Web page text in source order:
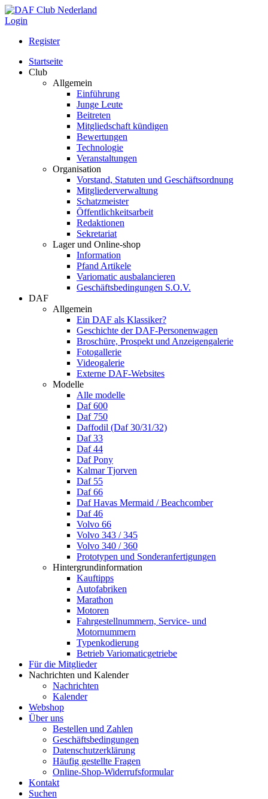
Login
Register
Startseite
Club
Allgemein
Einführung
Junge Leute
Beitreten
Mitgliedschaft kündigen
Bewertungen
Technologie
Veranstaltungen
Organisation
Vorstand, Statuten und Geschäftsordnung
Mitgliederverwaltung
Schatzmeister
Öffentlichkeitsarbeit
Redaktionen
Sekretariat
Lager und Online-shop
Information
Pfand Artikele
Variomatic ausbalancieren
Geschäftsbedingungen S.O.V.
DAF
Allgemein
Ein DAF als Klassiker?
Geschichte der DAF-Personenwagen
Broschüre, Prospekt und Anzeigengalerie
Fotogallerie
Videogalerie
Externe DAF-Websites
Modelle
Alle modelle
Daf 600
Daf 750
Daffodil (Daf 30/31/32)
Daf 33
Daf 44
Daf Pony
Kalmar Tjorven
Daf 55
Daf 66
Daf Havas Mermaid / Beachcomber
Daf 46
Volvo 66
Volvo 343 / 345
Volvo 340 / 360
Prototypen und Sonderanfertigungen
Hintergrundinformation
Kauftipps
Autofabriken
Marathon
Motoren
Fahrgestellnummern, Service- und
Motornummern
Typenkodierung
Betrieb Variomaticgetriebe
Für die Mitglieder
Nachrichten und Kalender
Nachrichten
Kalender
Webshop
Über uns
Bestellen und Zahlen
Geschäftsbedingungen
Datenschutzerklärung
Häufig gestellte Fragen
Online-Shop-Widerrufsformular
Kontakt
Suchen